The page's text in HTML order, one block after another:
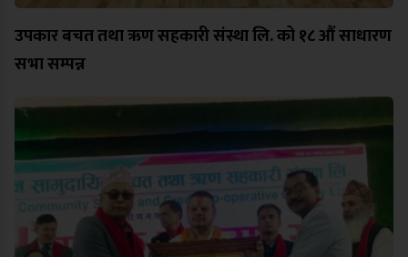
उपकार बचत तथा ऋण सहकारी संस्था लि. को १८ औं साधारण
सभा सम्पन्न